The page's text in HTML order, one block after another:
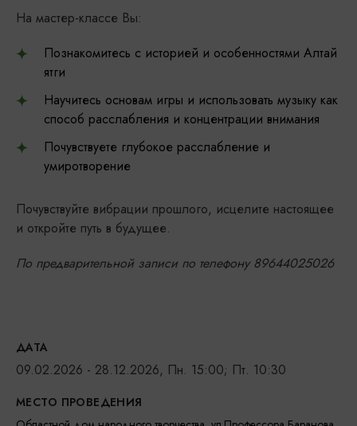
На мастер-классе Вы:
Познакомитесь с историей и особенностями Алтай
ятги
Научитесь основам игры и использовать музыку как
способ расслабления и концентрации внимания
Почувствуете глубокое расслабление и
умиротворение
Почувствуйте вибрации прошлого, исцелите настоящее
и откройте путь в будущее.
По предварительной записи по телефону 89644025026
ДАТА
09.02.2026 - 28.12.2026, Пн. 15:00; Пт. 10:30
МЕСТО ПРОВЕДЕНИЯ